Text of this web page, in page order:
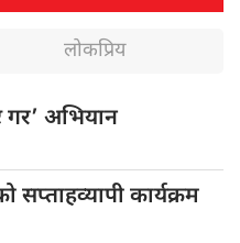
लोकप्रिय
गर’ अभियान
सप्ताहव्यापी कार्यक्रम